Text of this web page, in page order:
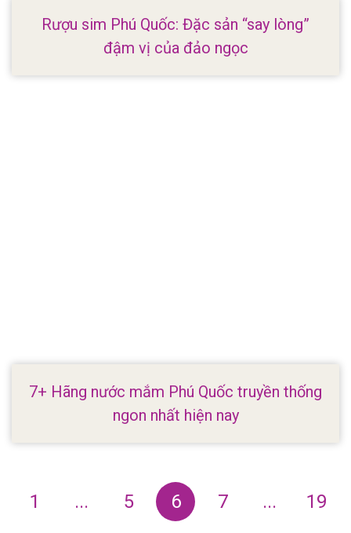
Rượu sim Phú Quốc: Đặc sản “say lòng”
đậm vị của đảo ngọc
7+ Hãng nước mắm Phú Quốc truyền thống
ngon nhất hiện nay
1 ... 5 6 7 ... 19